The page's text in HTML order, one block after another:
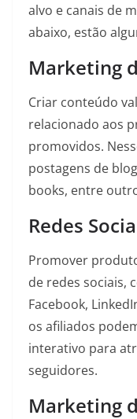
alvo e canais de
abaixo, estão
Marketing
Criar conteúdo
relacionado aos
promovidos.
postagens de
books, entre
Redes
Promover
de redes sociais,
Facebook,
os afiliados
interativo para
seguidores.
Marketing